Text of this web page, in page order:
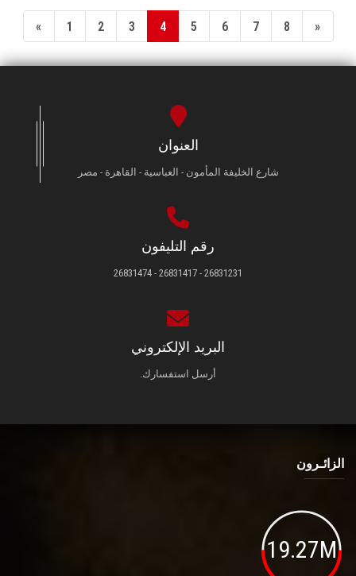
« 1 2 3 4 5 6 7 8 »
العنوان
شارع الخليفة المأمون - العباسية - القاهرة - مصر
رقم التليفون
26831231 - 26831417 - 26831474
البريد الإلكتروني
أرسل استفسارك.
الزائـرون
19.27M